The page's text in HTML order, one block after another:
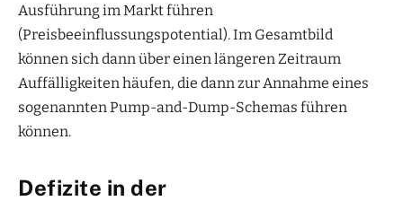
Ausführung im Markt führen
(Preisbeeinflussungspotential). Im Gesamtbild
können sich dann über einen längeren Zeitraum
Auffälligkeiten häufen, die dann zur Annahme eines
sogenannten Pump-and-Dump-Schemas führen
können.
Defizite in der